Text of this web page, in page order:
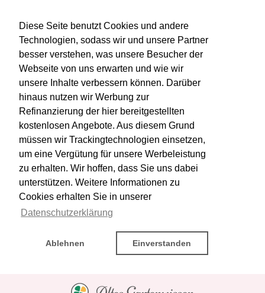
Diese Seite benutzt Cookies und andere
Technologien, sodass wir und unsere Partner
besser verstehen, was unsere Besucher der
Webseite von uns erwarten und wie wir
unsere Inhalte verbessern können. Darüber
hinaus nutzen wir Werbung zur
Refinanzierung der hier bereitgestellten
kostenlosen Angebote. Aus diesem Grund
müssen wir Trackingtechnologien einsetzen,
um eine Vergütung für unsere Werbeleistung
zu erhalten. Wir hoffen, dass Sie uns dabei
unterstützen. Weitere Informationen zu
Cookies erhalten Sie in unserer
Datenschutzerklärung
Ablehnen Einverstanden